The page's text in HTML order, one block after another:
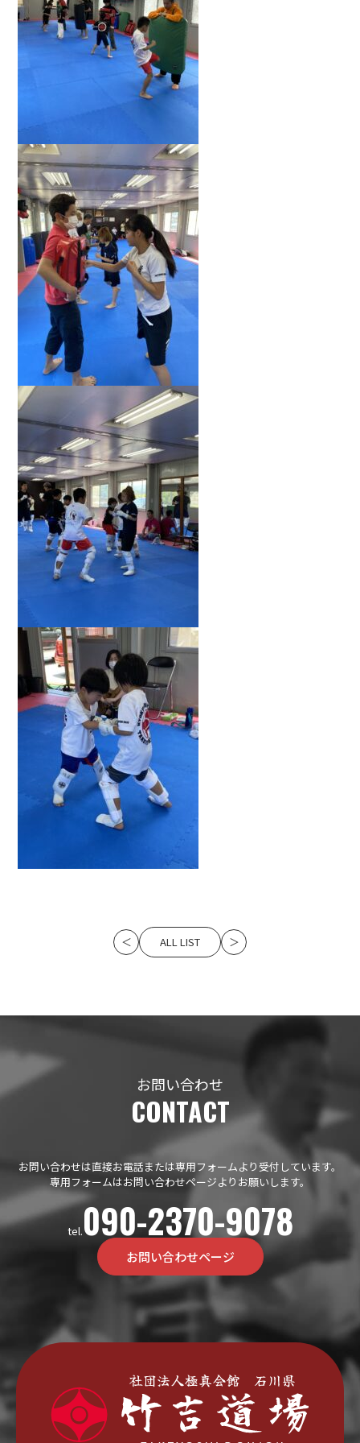
＜ ALL LIST ＞
お問い合わせ
CONTACT
お問い合わせは直接お電話または専用フォームより受付しています。
専用フォームはお問い合わせページよりお願いします。
tel.090-2370-9078
お問い合わせページ